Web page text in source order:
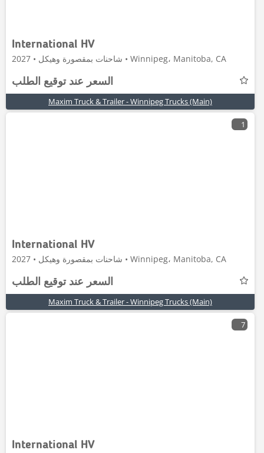
International HV
شاحنات بمقصورة وهيكل • 2027 • Winnipeg، Manitoba, CA
السعر عند توقيع الطلب
Maxim Truck & Trailer - Winnipeg Trucks (Main)
1
International HV
شاحنات بمقصورة وهيكل • 2027 • Winnipeg، Manitoba, CA
السعر عند توقيع الطلب
Maxim Truck & Trailer - Winnipeg Trucks (Main)
7
International HV